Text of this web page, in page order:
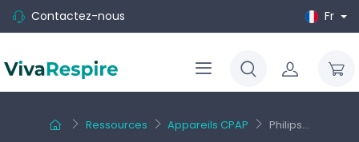
Contactez-nous Fr
Ressources Appareils CPAP Philips...